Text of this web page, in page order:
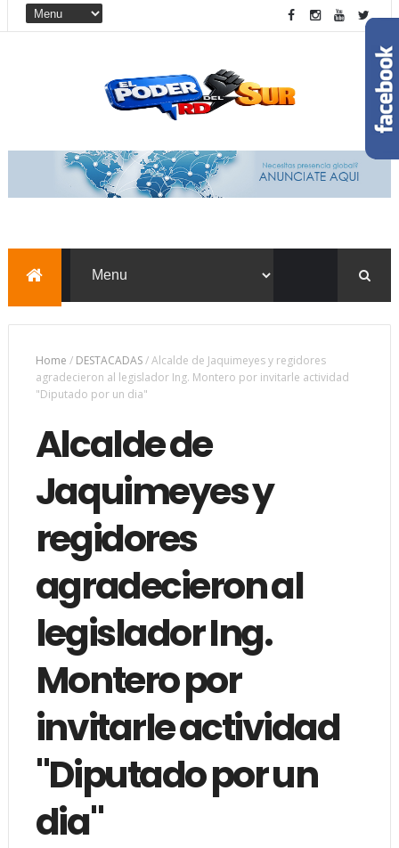
Home / DESTACADAS/Alcalde de Jaquimeyes y regidores
agradecieron al legislador Ing. Montero por invitarle actividad
"Diputado por un dia"
Alcalde de
Jaquimeyes y
regidores
agradecieron al
legislador Ing.
Montero por
invitarle actividad
"Diputado por un
dia"